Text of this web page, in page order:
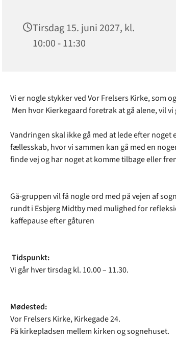
Tirsdag 15. juni 2027, kl.
10:00 - 11:30
Vi er nogle stykker ved Vor Frelsers Kirke, som
Men hvor Kierkegaard foretrak at gå alene, vil
Vandringen skal ikke gå med at lede efter noget
fællesskab, hvor vi sammen kan gå med en
finde vej og har noget at komme tilbage eller
Gå-gruppen vil få nogle ord med på vejen af
rundt i Esbjerg Midtby med mulighed for
kaffepause efter gåturen
Tidspunkt:
Vi går hver tirsdag kl. 10.00 – 11.30.
Mødested:
Vor Frelsers Kirke, Kirkegade 24.
På kirkepladsen mellem kirken og sognehuset.